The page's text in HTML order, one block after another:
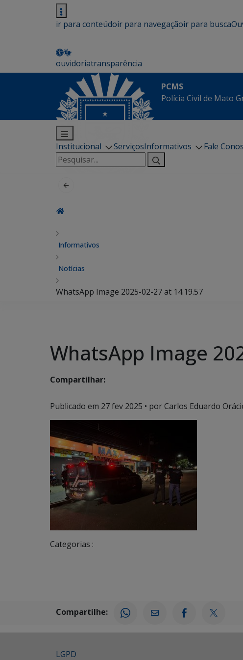
ir para conteúdoir para navegaçãoir para busca
ouvidoriatransparência
PCMS
Polícia Civil de Mato
Institucional ServiçosInformativos Fale
Pesquisar
por:
Informativos
Notícias
WhatsApp Image 2025-02-27 at 14.19.57
WhatsApp Image
Compartilhar:
Publicado em 27 fev 2025 • por Carlos Eduardo
Categorias :
Compartilhe:
LGPD